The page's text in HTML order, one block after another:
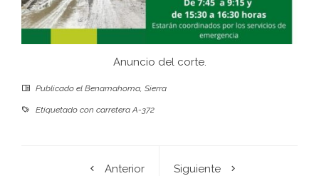
Anuncio del corte.
Publicado el Benamahoma Sierra
Etiquetado con carretera A-372
Anterior
Siguiente